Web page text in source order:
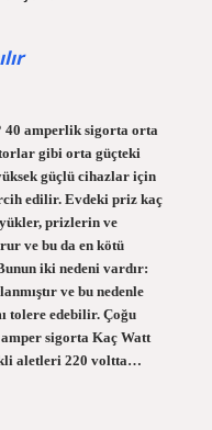
40 amperlik sigorta orta
gibi orta güçteki
güçlü cihazlar için
edilir. Evdeki priz kaç
prizlerin ve
ve bu da en kötü
iki nedeni vardır:
ve bu nedenle
tolere edebilir. Çoğu
sigorta Kaç Watt
aletleri 220 voltta…